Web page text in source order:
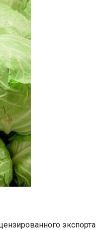
экспорта